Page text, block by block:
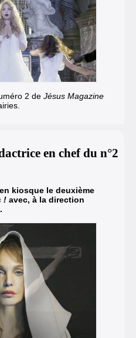
2 de Jésus Magazine
en chef du n°2
kiosque le deuxième
! avec, à la direction